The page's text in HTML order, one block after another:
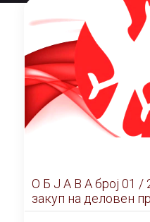
О Б Ј А В А брoj 01 /
закуп на деловен
ЕЛЕКТРОНСКО